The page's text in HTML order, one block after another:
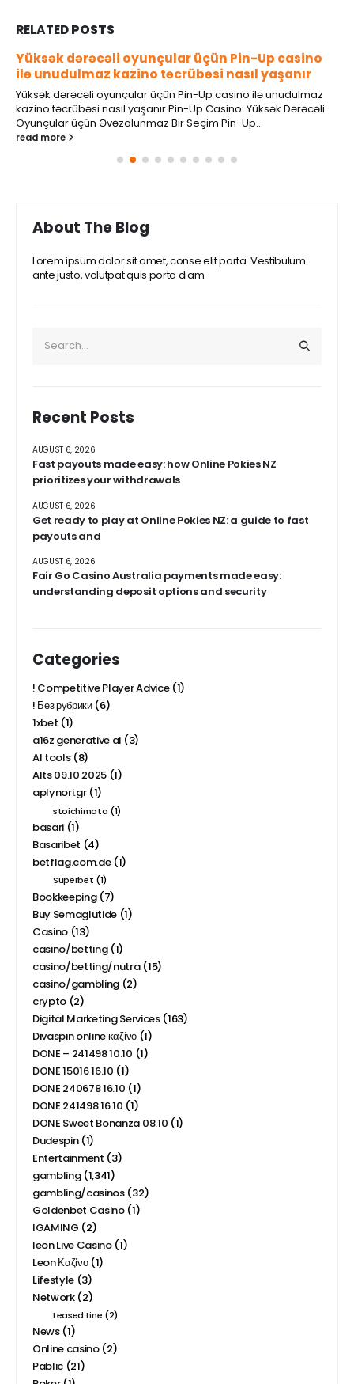
RELATEDPOSTS
Yüksək dərəcəli oyunçular üçün Pin-Up casino
ilə unudulmaz kazino təcrübəsi nasıl yaşanır
Yüksək dərəcəli oyunçular üçün Pin-Up casino ilə unudulmaz
kazino təcrübəsi nasıl yaşanır Pin-Up Casino: Yüksək Dərəcəli
Oyunçular üçün Əvəzolunmaz Bir Seçim Pin-Up...
read more
About The Blog
Lorem ipsum dolor sit amet, conse elit porta. Vestibulum
ante justo, volutpat quis porta diam.
Recent Posts
Fast payouts made easy: how Online Pokies NZ
prioritizes your withdrawals
AUGUST 6, 2026
Get ready to play at Online Pokies NZ: a guide to fast
payouts and
AUGUST 6, 2026
Fair Go Casino Australia payments made easy:
understanding deposit options and security
AUGUST 6, 2026
Categories
! Competitive Player Advice(1)
! Без рубрики(6)
1xbet (1)
a16z generative ai (3)
AI tools(8)
Alts 09.10.2025 (1)
aplynori.gr(1)
stoichimata (1)
basari (1)
Basaribet (4)
betflag.com.de(1)
Superbet (1)
Bookkeeping(7)
Buy Semaglutide (1)
Casino (13)
casino/betting(1)
casino/betting/nutra(15)
casino/gambling (2)
crypto (2)
Digital Marketing Services(163)
Divaspin online καζίνο(1)
DONE – 241498 10.10 (1)
DONE 15016 16.10 (1)
DONE 240678 16.10 (1)
DONE 241498 16.10 (1)
DONE Sweet Bonanza 08.10 (1)
Dudespin(1)
Entertainment (3)
gambling(1,341)
gambling/casinos(32)
Goldenbet Casino(1)
IGAMING (2)
leon Live Casino(1)
Leon Καζίνο(1)
Lifestyle (3)
Network(2)
Leased Line (2)
News(1)
Online casino(2)
Pablic (21)